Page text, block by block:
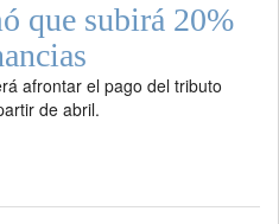
que subirá 20%
afrontar el pago del tributo
de abril.